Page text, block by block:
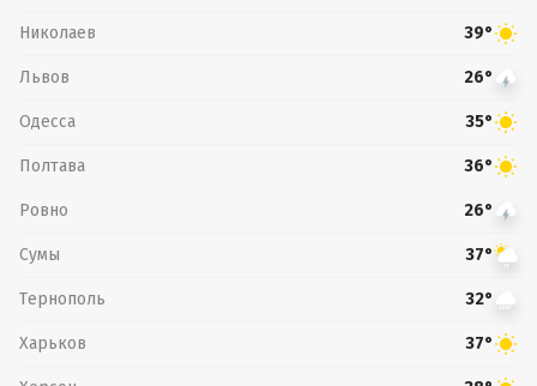
Николаев 39°
Львов 26°
Одесса 35°
Полтава 36°
Ровно 26°
Сумы 37°
Тернополь 32°
Харьков 37°